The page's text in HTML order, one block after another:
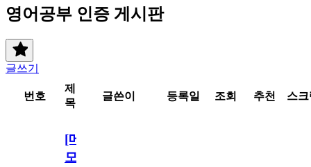
영어공부 인증 게시판
글쓰기
번호
제
목
글쓴이 등록일 조회 추천 스
[메
모